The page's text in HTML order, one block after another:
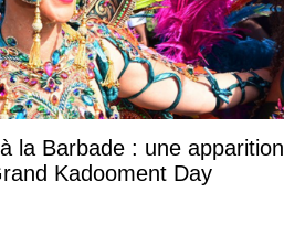
la Barbade : une apparition
Kadooment Day